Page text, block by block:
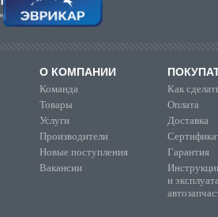
О КОМПАНИИ
Команда
Товары
Услуги
Производители
Новые поступления
Вакансии
Как
Оплата
Доставка
Гарантия
и